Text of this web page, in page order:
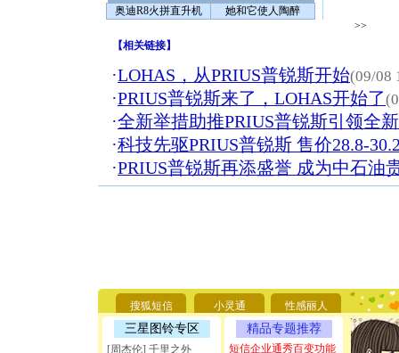
奥迪R8火拼直升机 她和它使人陶醉
>>
【相关链接】
·LOHAS，从PRIUS普锐斯开始(09/08
·PRIUS普锐斯来了，LOHAS开始了
·全新举措助推PRIUS普锐斯引领全
·科技先驱PRIUS普锐斯 售价28.8-
·PRIUS普锐斯再添盛誉 成为中石油
搜狐短信 小灵通 性感丽人
三星图铃专区
[周杰伦] 千里之外
精品专题推荐
短信企业通秀百变功能
[圣诞节]
能正大
天都要快
[圣诞节]
如意,快